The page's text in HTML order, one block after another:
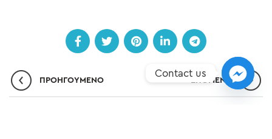
ΠΡΟΗΓΟΎΜΕΝΟ ΕΠΌΜΕΝO
Contact us